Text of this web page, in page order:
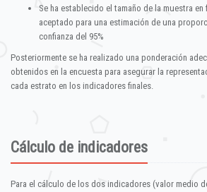
Se ha establecido el tamaño de la muestra
aceptado para una estimación de una
confianza del 95%
Posteriormente se ha realizado una ponderación
obtenidos en la encuesta para asegurar la
cada estrato en los indicadores finales.
Cálculo de indicadores
Para el cálculo de los dos indicadores (valor medio